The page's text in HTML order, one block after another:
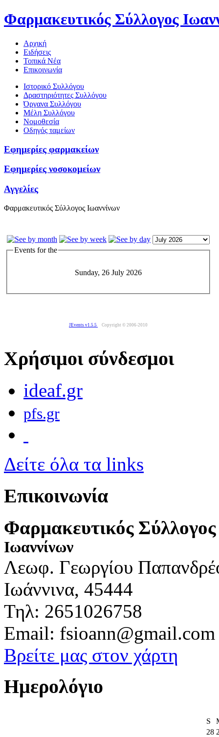
Φαρμακευτικός Σύλλογος
Αρχική
Ειδήσεις
Τοπικά Νέα
Επικοινωνία
Ιστορικό Συλλόγου
Δραστηριότητες Συλλόγου
Όργανα Συλλόγου
Μέλη Συλλόγου
Νομοθεσία
Οδηγός ταμείων
Εφημερίες φαρμακείων
Εφημερίες νοσοκομείων
Αγγελίες
Φαρμακευτικός Σύλλογος Ιωαννίνων
Events for the
Sunday, 26 July 2026
JEvents v1.5.5 Copyright © 2006-2010
Χρήσιμοι σύνδεσμοι
ideaf.gr
pfs.gr
Δείτε όλα τα links
Επικοινωνία
Φαρμακευτικός Σύλλογος
Ιωαννίνων
Λεωφ. Γεωργίου
Ιωάννινα, 45444
Τηλ: 2651026758
Email: fsioann@gmail.com
Βρείτε μας στον χάρτη
Ημερολόγιο
S
28